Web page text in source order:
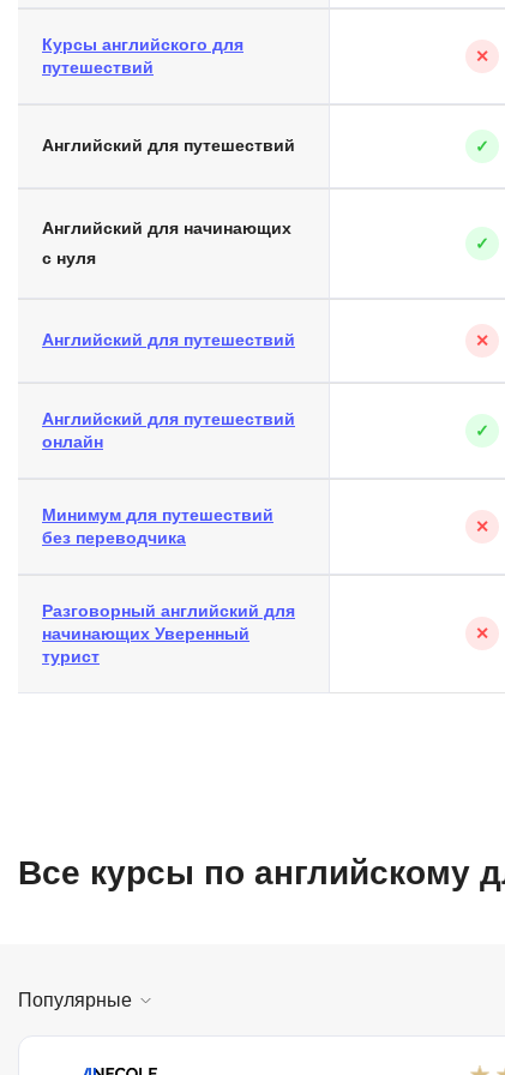
Курсы английского для
путешествий
✕
Английский для путешествий ✓
Английский для начинающих
с нуля
✓
Английский для путешествий ✕
Английский для путешествий
онлайн
✓
Минимум для путешествий
без переводчика
✕
Разговорный английский для
начинающих Уверенный
турист
✕
Все курсы по английскому
Популярные